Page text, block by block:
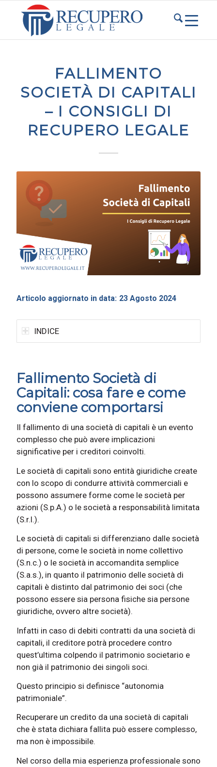
FALLIMENTO
SOCIETÀ DI CAPITALI
– I CONSIGLI DI
RECUPERO LEGALE
Articolo aggiornato in data: 23 Agosto 2024
INDICE
Fallimento Società di
Capitali: cosa fare e come
conviene comportarsi
Il fallimento di una società di capitali è un evento
complesso che può avere implicazioni
significative per i creditori coinvolti.
Le società di capitali sono entità giuridiche create
con lo scopo di condurre attività commerciali e
possono assumere forme come le società per
azioni (S.p.A.) o le società a responsabilità limitata
(S.r.l.).
Le società di capitali si differenziano dalle società
di persone, come le società in nome collettivo
(S.n.c.) o le società in accomandita semplice
(S.a.s.), in quanto il patrimonio delle società di
capitali è distinto dal patrimonio dei soci (che
possono essere sia persona fisiche sia persone
giuridiche, ovvero altre società).
Infatti in caso di debiti contratti da una società di
capitali, il creditore potrà procedere contro
quest’ultima colpendo il patrimonio societario e
non già il patrimonio dei singoli soci.
Questo principio si definisce “autonomia
patrimoniale”.
Recuperare un credito da una società di capitali
che è stata dichiara fallita può essere complesso,
ma non è impossibile.
Nel corso della mia esperienza professionale sono